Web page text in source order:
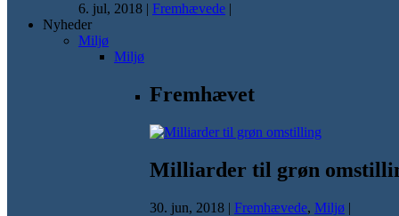
6. jul, 2018 | Fremhævede |
Nyheder
Miljø
Miljø
Fremhævet
Milliarder til grøn
30. jun, 2018 | Fremhævede, Miljø |